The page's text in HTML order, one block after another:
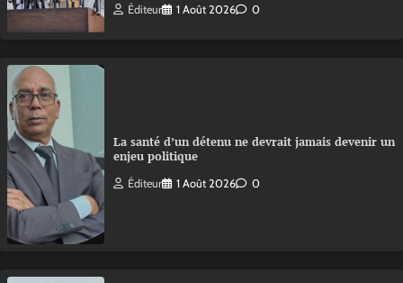
Éditeur 1 Août 2026 0
La santé d’un détenu ne devrait jamais devenir un
enjeu politique
Éditeur 1 Août 2026 0